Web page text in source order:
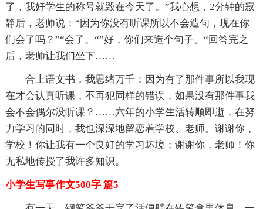
了，我好学生的称号就毁在今天了。”我心想，2分钟的寂
静后，老师说：“因为你没有听课所以不会造句，现在你
们会了吗？”“会了。“”好，你们来造个句子。“回答完之
后，老师让我们坐下……
合上语文书，我思绪万千：因为有了那件事所以我现
在才会认真听课，不再犯同样的错误，如果没有那件事我
会不会偶尔没听课？……六年的小学生活转顺即逝，在努
力学习的同时，我也深深地留恋着学校、老师。谢谢你，
学校！你让我有一个良好的学习坏境；谢谢你，老师！你
无私地传授了我许多知识。
小学生写事作文500字 篇5